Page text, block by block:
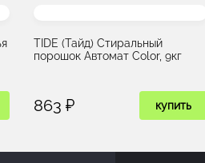
TIDE (Тайд) Стиральный
порошок Автомат Color, 9кг
863 ₽ купить